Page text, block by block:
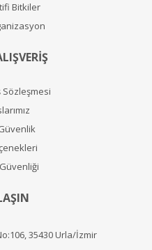
Bitkiler
Sözleşmesi
35430 Urla/İzmir